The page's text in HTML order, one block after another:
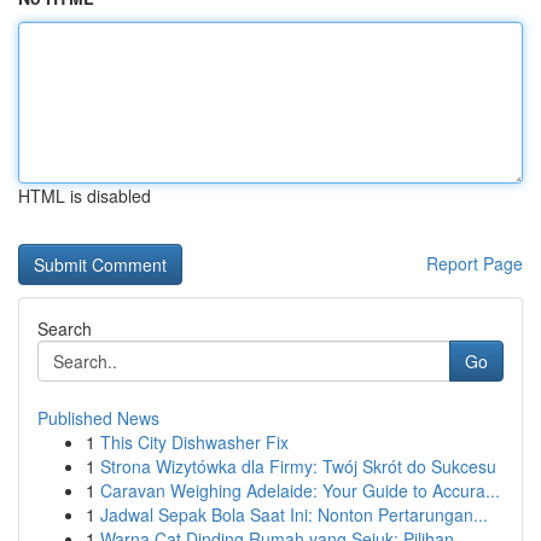
HTML is disabled
Report Page
Search
Go
Published News
1 This City Dishwasher Fix
1 Strona Wizytówka dla Firmy: Twój Skrót do Sukcesu
1 Caravan Weighing Adelaide: Your Guide to Accura...
1 Jadwal Sepak Bola Saat Ini: Nonton Pertarungan...